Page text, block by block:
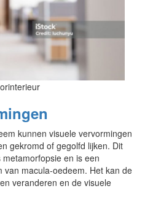
kunnen visuele vervormingen
gekromd of gegolfd lijken. Dit
en is een
van macula-oedeem. Het kan de
veranderen en de visuele